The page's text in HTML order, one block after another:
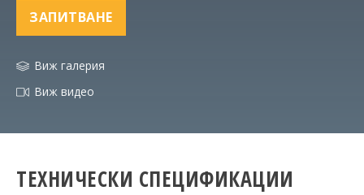
ЗАПИТВАНЕ
Виж галерия
Виж видео
ТЕХНИЧЕСКИ СПЕЦИФИКАЦИИ